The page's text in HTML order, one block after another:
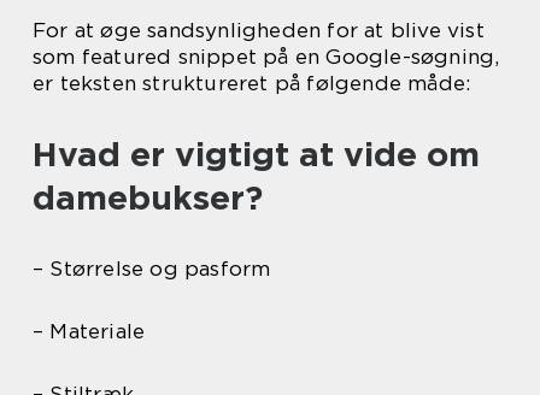
For at øge sandsynligheden for at blive vist
som featured snippet på en Google-søgning,
er teksten struktureret på følgende måde:
Hvad er vigtigt at vide om
damebukser?
– Størrelse og pasform
– Materiale